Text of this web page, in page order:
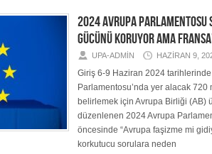
2024 AVRUPA PARLAMENTOSU
GÜCÜNÜ KORUYOR AMA
UPA-ADMIN HAZIRAN 9,
Giriş 6-9 Haziran 2024
Parlamentosu’nda yer alacak 720
belirlemek için Avrupa Birliği (AB)
düzenlenen 2024 Avrupa
öncesinde “Avrupa faşizme mi
korkutucu sorulara neden